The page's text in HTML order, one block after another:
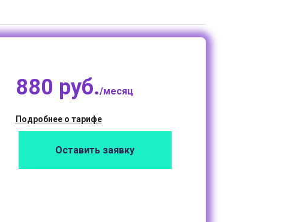
880 руб./месяц
Подробнее о тарифе
Оставить заявку